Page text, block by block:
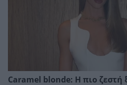
Caramel blonde: Η πιο ζεστή